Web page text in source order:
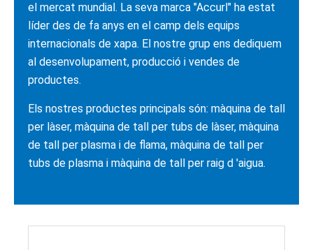
el mercat mundial. La seva marca "Accurl" ha estat
líder des de fa anys en el camp dels equips
internacionals de xapa. El nostre grup ens dediquem
al desenvolupament, producció i vendes de
productes.
Els nostres productes principals són: màquina de tall
per làser, màquina de tall per tubs de làser, màquina
de tall per plasma i de flama, màquina de tall per
tubs de plasma i màquina de tall per raig d 'aigua.